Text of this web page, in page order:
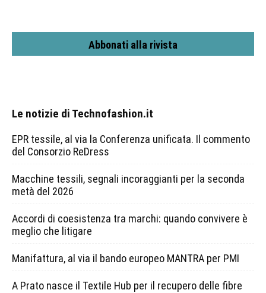
Abbonati alla rivista
Le notizie di Technofashion.it
EPR tessile, al via la Conferenza unificata. Il commento
del Consorzio ReDress
Macchine tessili, segnali incoraggianti per la seconda
metà del 2026
Accordi di coesistenza tra marchi: quando convivere è
meglio che litigare
Manifattura, al via il bando europeo MANTRA per PMI
A Prato nasce il Textile Hub per il recupero delle fibre